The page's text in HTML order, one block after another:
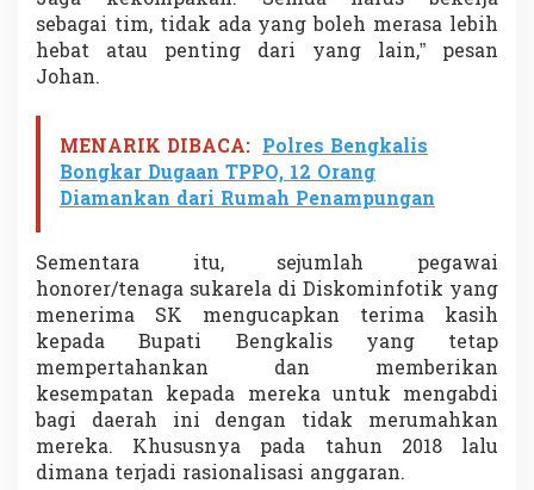
sebagai tim, tidak ada yang boleh merasa lebih
hebat atau penting dari yang lain,” pesan
Johan.
MENARIK DIBACA: Polres Bengkalis
Bongkar Dugaan TPPO, 12 Orang
Diamankan dari Rumah Penampungan
Sementara itu, sejumlah pegawai
honorer/tenaga sukarela di Diskominfotik yang
menerima SK mengucapkan terima kasih
kepada Bupati Bengkalis yang tetap
mempertahankan dan memberikan
kesempatan kepada mereka untuk mengabdi
bagi daerah ini dengan tidak merumahkan
mereka. Khususnya pada tahun 2018 lalu
dimana terjadi rasionalisasi anggaran.